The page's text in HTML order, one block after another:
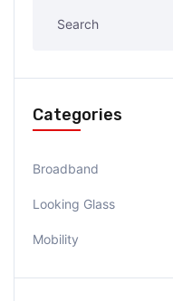
Categories
Broadband
Looking Glass
Mobility